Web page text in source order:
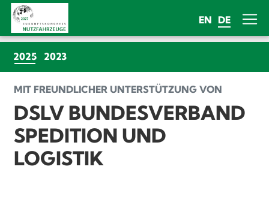
EN DE
2025(CURRENT)
2023
MIT FREUNDLICHER UNTERSTÜTZUNG VON
DSLV BUNDESVERBAND
SPEDITION UND
LOGISTIK